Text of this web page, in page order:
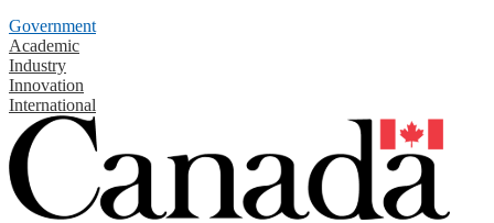
Government
Academic
Industry
Innovation
International